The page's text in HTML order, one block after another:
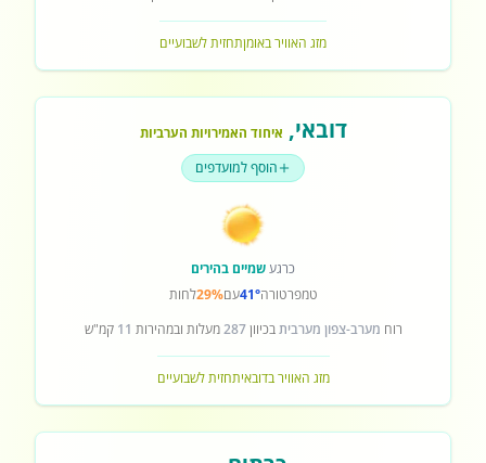
מזג האוויר באומןתחזית לשבועיים
דובאי, איחוד האמירויות הערביות
הוסף למועדפים
כרגעשמיים בהירים
טמפרטורה41°עם29%לחות
רוח מערב-צפון מערביתבכיוון287מעלות ובמהירות 11 קמ"ש
מזג האוויר בדובאיתחזית לשבועיים